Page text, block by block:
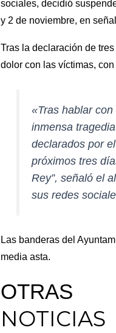
sociales, decidió
y 2 de noviembre, en
Tras la declaración de
dolor con las víctimas,
«Tras hablar
inmensa
declarados por
próximos tres
Rey”, señaló el
sus redes
Las banderas del
media asta.
OTRAS
NOTICIAS